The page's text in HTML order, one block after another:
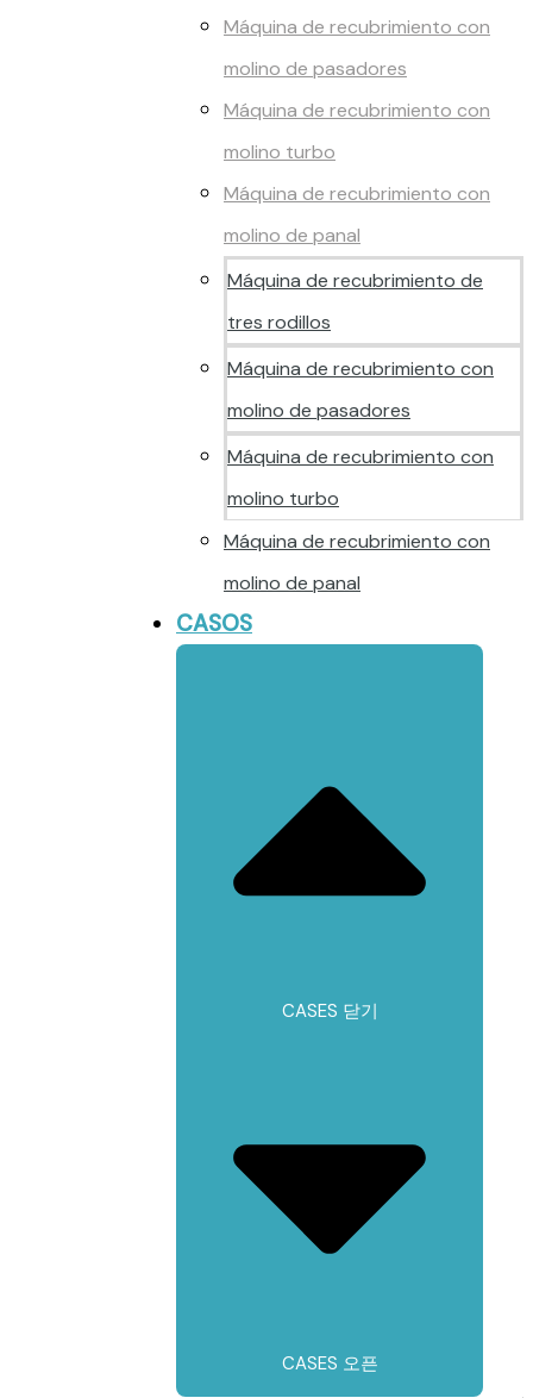
Máquina de recubrimiento con
molino de pasadores
Máquina de recubrimiento con
molino turbo
Máquina de recubrimiento con
molino de panal
Máquina de recubrimiento de
tres rodillos
Máquina de recubrimiento con
molino de pasadores
Máquina de recubrimiento con
molino turbo
Máquina de recubrimiento con
molino de panal
CASOS
CASES 닫기
CASES 오픈